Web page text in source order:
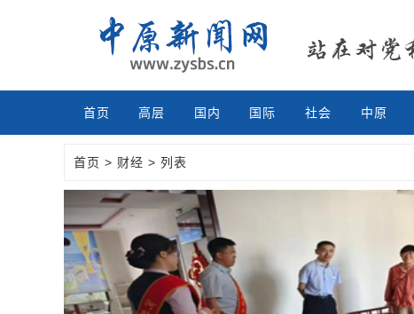
首页 高层 国内 国际 社会 中原
首页 > 财经 > 列表
Previous